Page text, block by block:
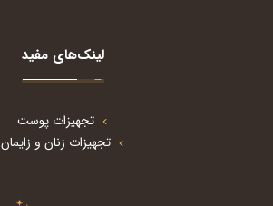
لینک‌های مفید
تجهیزات پوست
تجهیزات زنان و زایمان